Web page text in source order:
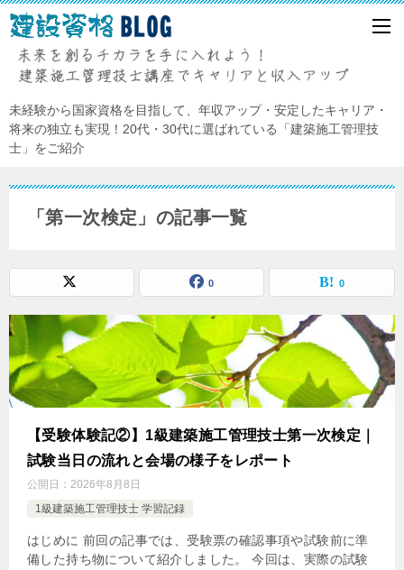
未経験から国家資格を目指して、年収アップ・安定したキャリア・
将来の独立も実現！20代・30代に選ばれている「建築施工管理技
士」をご紹介
「第一次検定」の記事一覧
0 0
【受験体験記②】1級建築施工管理技士第一次検定｜
試験当日の流れと会場の様子をレポート
公開日： 2026年8月8日
1級建築施工管理技士 学習記録
はじめに 前回の記事では、受験票の確認事項や試験前に準
備した持ち物について紹介しました。 今回は、実際の試験